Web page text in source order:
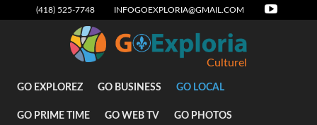
(418) 525-7748 INFOGOEXPLORIA@GMAIL.COM
Culturel
GO EXPLOREZ GO BUSINESS GO LOCAL
GO PRIME TIME GO WEB TV GO PHOTOS